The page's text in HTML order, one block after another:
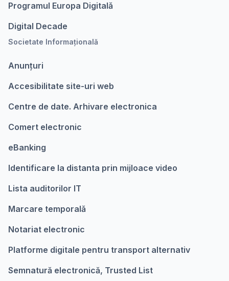
Programul Europa Digitalǎ
Digital Decade
Societate Informațională
Anunțuri
Accesibilitate site-uri web
Centre de date. Arhivare electronica
Comert electronic
eBanking
Identificare la distanta prin mijloace video
Lista auditorilor IT
Marcare temporalǎ
Notariat electronic
Platforme digitale pentru transport alternativ
Semnatură electronică, Trusted List